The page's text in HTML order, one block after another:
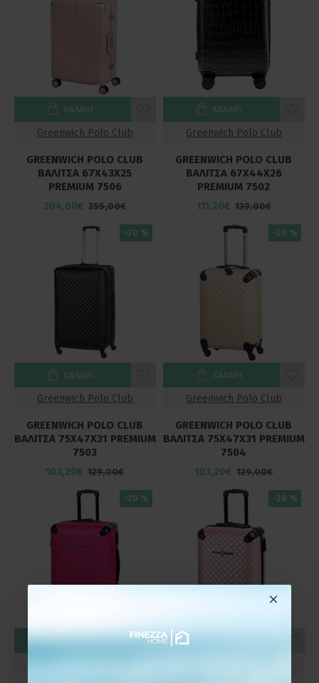
Greenwich Polo Club
GREENWICH POLO CLUB
ΒΑΛΙΤΣΑ 67Χ43Χ25
PREMIUM 7506
204,00€ 255,00€
ΚΑΛΆΘΙ
Greenwich Polo Club
GREENWICH POLO CLUB
ΒΑΛΙΤΣΑ 67Χ44Χ26
PREMIUM 7502
111,20€ 139,00€
ΚΑΛΆΘΙ
-20 %
Greenwich Polo Club
GREENWICH POLO CLUB
ΒΑΛΙΤΣΑ 75Χ47Χ31 PREMIUM
7503
103,20€ 129,00€
ΚΑΛΆΘΙ
-20 %
Greenwich Polo Club
GREENWICH POLO CLUB
ΒΑΛΙΤΣΑ 75Χ47Χ31 PREMIUM
7504
103,20€ 129,00€
ΚΑΛΆΘΙ
-20 %
ΚΑΛΆΘΙ
-20 %